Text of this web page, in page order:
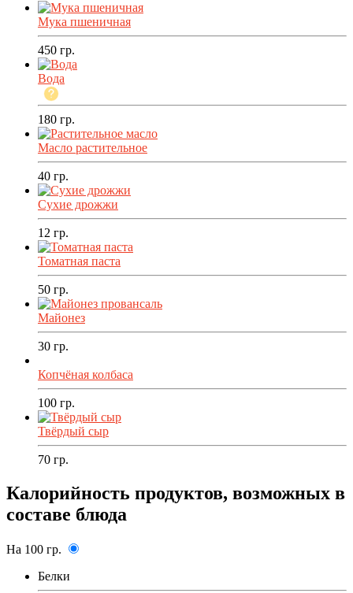
Мука пшеничная
450 гр.
Вода
180 гр.
Масло растительное
40 гр.
Сухие дрожжи
12 гр.
Томатная паста
50 гр.
Майонез
30 гр.
Копчёная колбаса
100 гр.
Твёрдый сыр
70 гр.
Калорийность продуктов, возможных в
составе блюда
На 100 гр.
Белки